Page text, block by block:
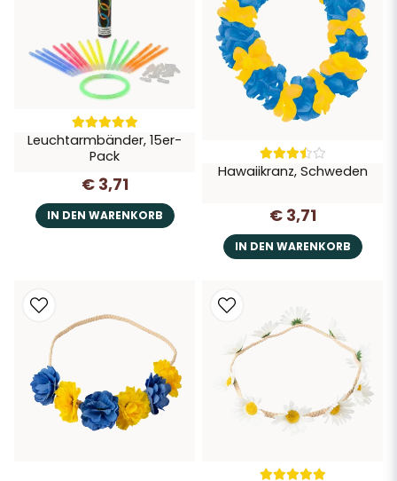
Leuchtarmbänder, 15er-
Pack
€ 3,71
IN DEN WARENKORB
Hawaiikranz, Schweden
€ 3,71
IN DEN WARENKORB